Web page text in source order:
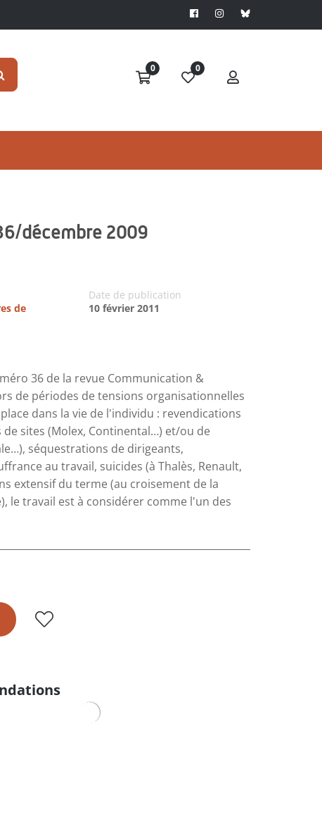
0 0
décembre 2009
de
Date de publication
10 février 2011
36 de la revue Communication &
de périodes de tensions organisationnelles
dans la vie de l'individu : revendications
sites (Molex, Continental…) et/ou de
séquestrations de dirigeants,
au travail, suicides (à Thalès, Renault,
extensif du terme (au croisement de la
le travail est à considérer comme l'un des